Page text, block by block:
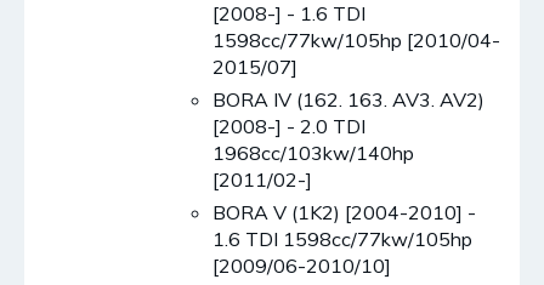
[2008-] - 1.6 TDI
1598cc/77kw/105hp [2010/04-
2015/07]
BORA IV (162. 163. AV3. AV2)
[2008-] - 2.0 TDI
1968cc/103kw/140hp
[2011/02-]
BORA V (1K2) [2004-2010] -
1.6 TDI 1598cc/77kw/105hp
[2009/06-2010/10]